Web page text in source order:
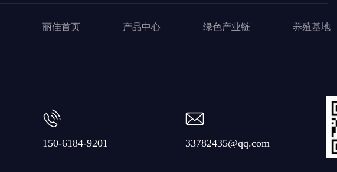
丽佳首页 产品中心 绿色产业链 养殖基地
150-6184-9201 33782435@qq.com